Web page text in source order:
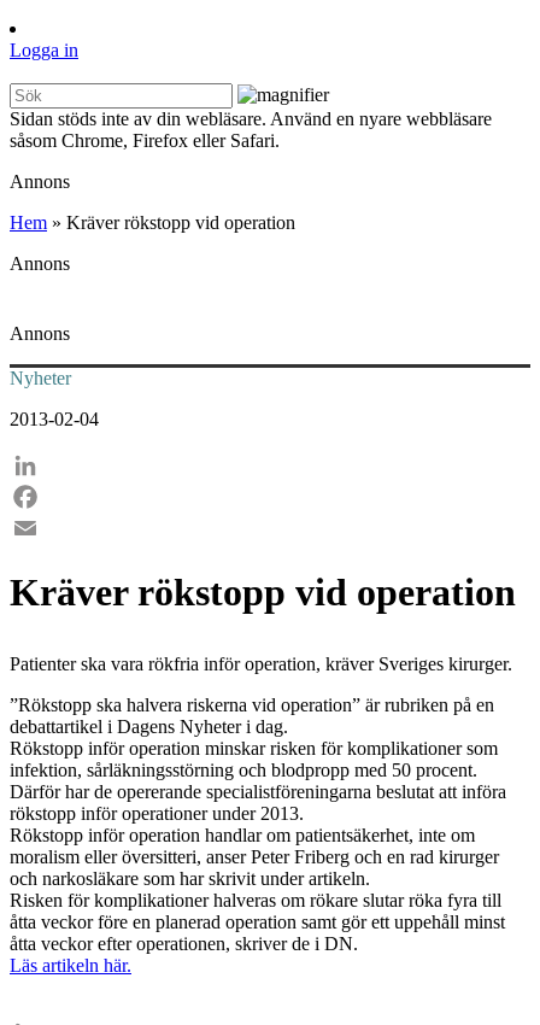
Logga in
Sidan stöds inte av din webläsare. Använd en nyare webbläsare
såsom Chrome, Firefox eller Safari.
Annons
Hem » Kräver rökstopp vid operation
Annons
Annons
Nyheter
2013-02-04
LinkedIn
Facebook
Kräver rökstopp vid operation
Patienter ska vara rökfria inför operation, kräver Sveriges kirurger.
”Rökstopp ska halvera riskerna vid operation” är rubriken på en
debattartikel i Dagens Nyheter i dag.
Rökstopp inför operation minskar risken för komplikationer som
infektion, sårläkningsstörning och blodpropp med 50 procent.
Därför har de opererande specialistföreningarna beslutat att införa
rökstopp inför operationer under 2013.
Rökstopp inför operation handlar om patientsäkerhet, inte om
moralism eller översitteri, anser Peter Friberg och en rad kirurger
och narkosläkare som har skrivit under artikeln.
Risken för komplikationer halveras om rökare slutar röka fyra till
åtta veckor före en planerad operation samt gör ett uppehåll minst
åtta veckor efter operationen, skriver de i DN.
Läs artikeln här.